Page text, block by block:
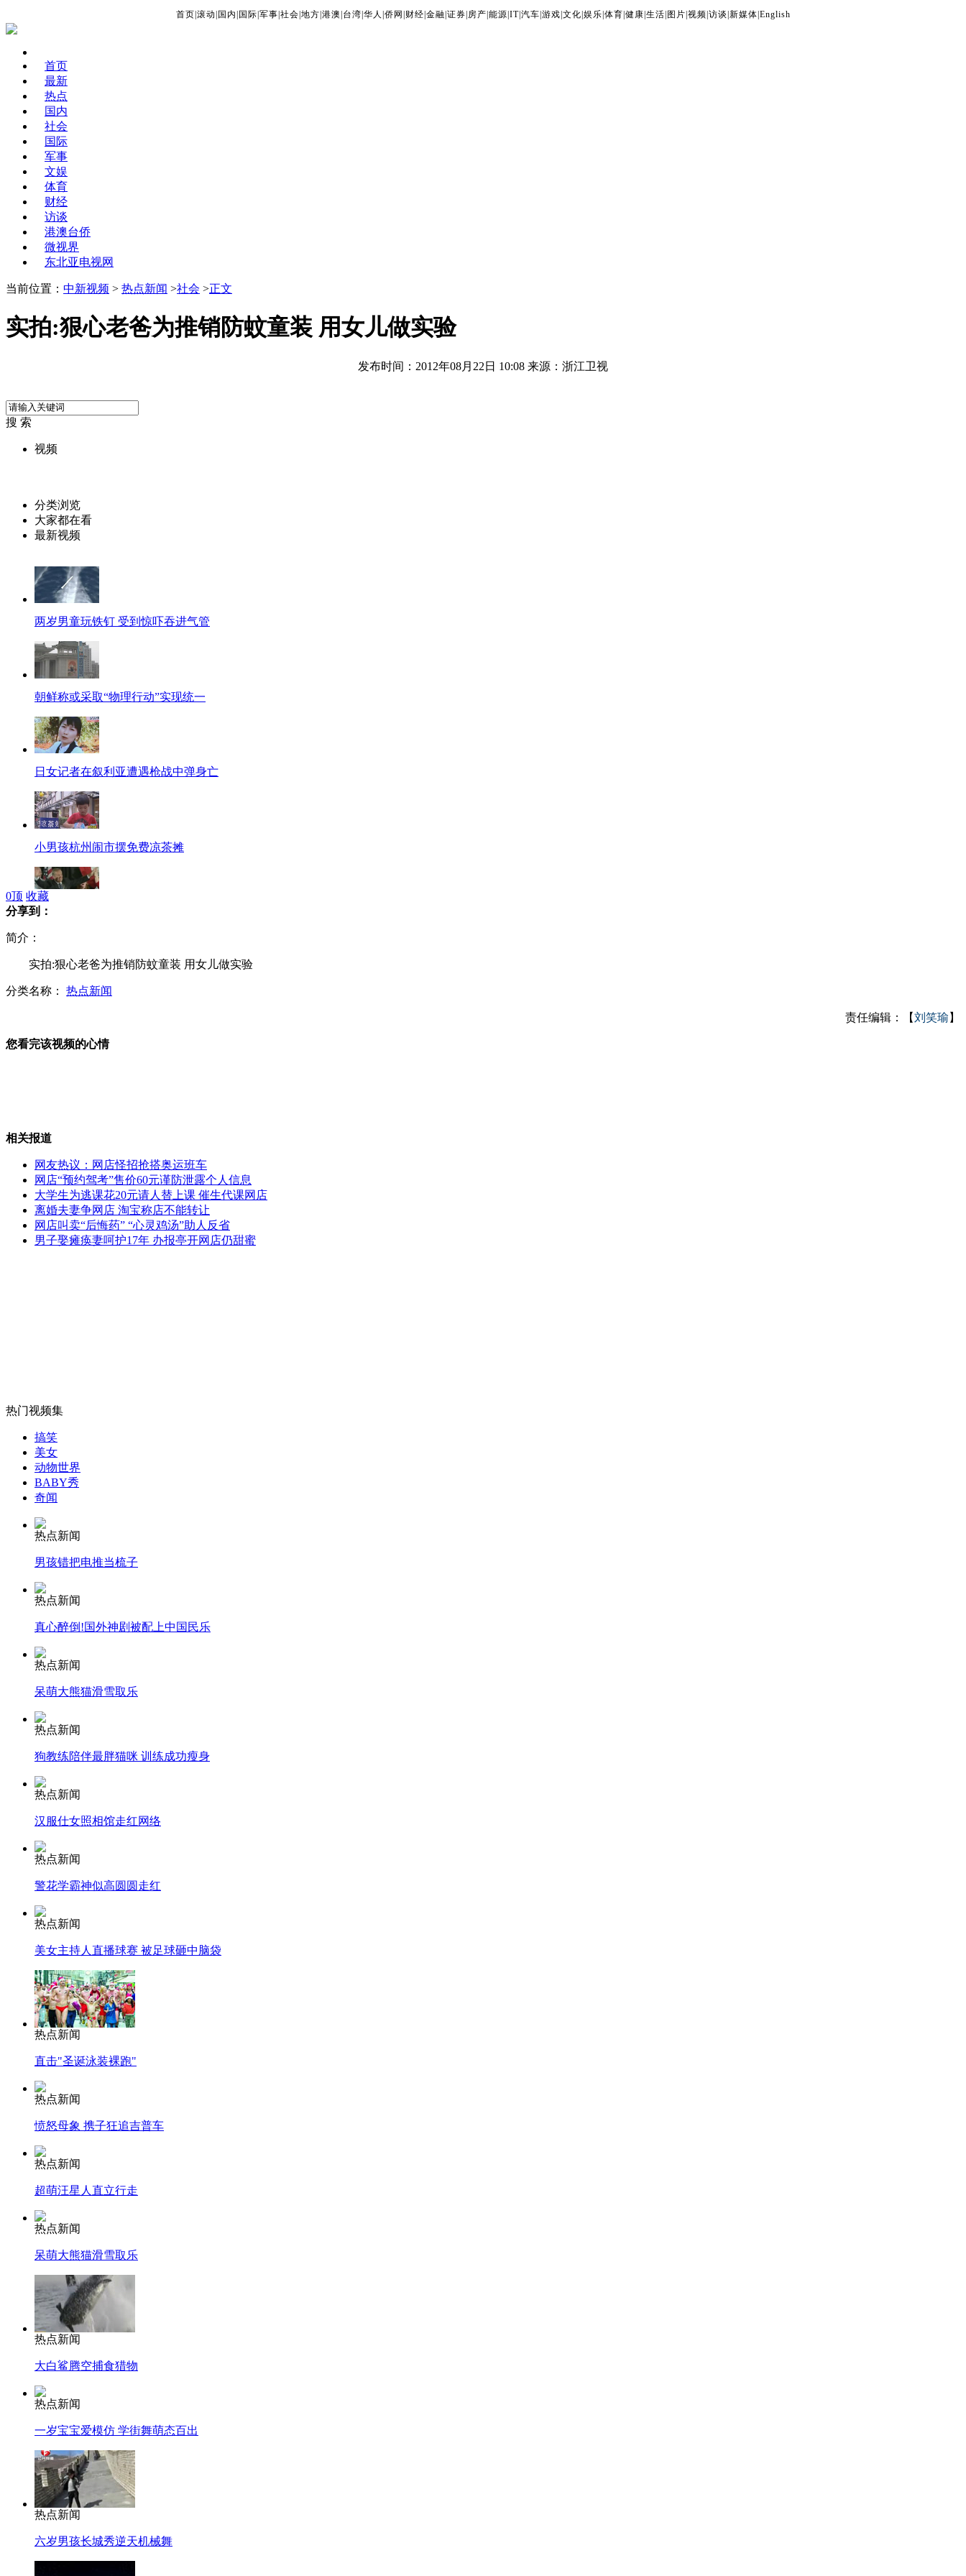
首页 滚动 国内 国际 军事 社会 地方 港澳 台湾 华人 侨网 财经 金融 证券 房产 能源 IT| 汽车 游戏 文化 娱乐 体育 健康 生活 图片 视频 访谈 新媒体 English
首页
最新
热点
国内
社会
国际
军事
文娱
体育
财经
访谈
港澳台侨
微视界
东北亚电视网
当前位置： 中新视频 > 热点新闻 >社会 >正文
实拍:狠心老爸为推销防蚊童装 用女儿做实验
发布时间：2012年08月22日 10:08 来源：浙江卫视
搜 索
视频
分类浏览
大家都在看
最新视频
两岁男童玩铁钉 受到惊吓吞进气管
朝鲜称或采取“物理行动”实现统一
日女记者在叙利亚遭遇枪战中弹身亡
小男孩杭州闹市摆免费凉茶摊
实拍司机高速路边解决内急发意外
日本自卫队演习火力 展示新武器
郑州路面塌陷现水坑 市民掉入
无痛分娩是否安全 医生回应
外交部：反对强权政治霸凌主义
外交部：有关国家言论片面不公正
安徽一实载49人客车翻车
走！跟着总书记去植树
消防员救轻生者
纽约上演“枕头大战”
司机酒驾遇交警 急速倒车逃窜
0顶 收藏
分享到：
简介：
实拍:狠心老爸为推销防蚊童装 用女儿做实验
分类名称： 热点新闻
责任编辑：【刘笑瑜 】
您看完该视频的心情
相关报道
网友热议：网店怪招抢搭奥运班车
网店“预约驾考”售价60元谨防泄露个人信息
大学生为逃课花20元请人替上课 催生代课网店
离婚夫妻争网店 淘宝称店不能转让
网店叫卖“后悔药” “心灵鸡汤”助人反省
男子娶瘫痪妻呵护17年 办报亭开网店仍甜蜜
热门视频集
搞笑
美女
动物世界
BABY秀
奇闻
热点新闻
男孩错把电推当梳子
热点新闻
真心醉倒!国外神剧被配上中国民乐
热点新闻
呆萌大熊猫滑雪取乐
热点新闻
狗教练陪伴最胖猫咪 训练成功瘦身
热点新闻
汉服仕女照相馆走红网络
热点新闻
警花学霸神似高圆圆走红
热点新闻
美女主持人直播球赛 被足球砸中脑袋
热点新闻
直击"圣诞泳装裸跑"
热点新闻
愤怒母象 携子狂追吉普车
热点新闻
超萌汪星人直立行走
热点新闻
呆萌大熊猫滑雪取乐
热点新闻
大白鲨腾空捕食猎物
热点新闻
一岁宝宝爱模仿 学街舞萌态百出
热点新闻
六岁男孩长城秀逆天机械舞